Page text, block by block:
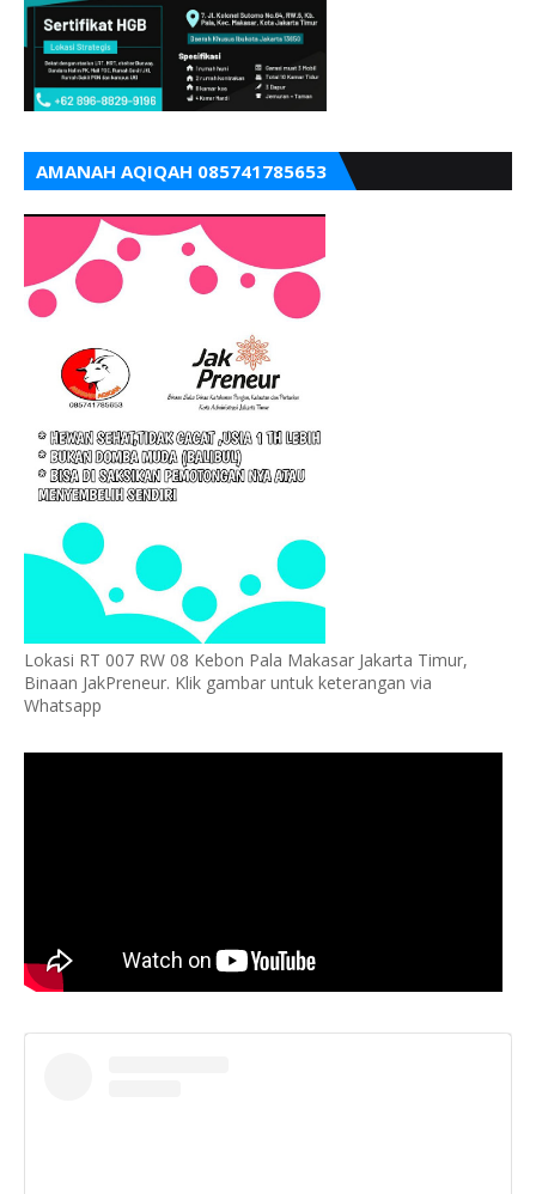
AMANAH AQIQAH 085741785653
Lokasi RT 007 RW 08 Kebon Pala Makasar Jakarta Timur,
Binaan JakPreneur. Klik gambar untuk keterangan via
Whatsapp